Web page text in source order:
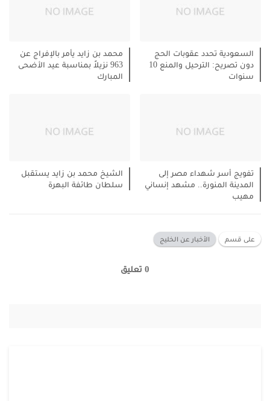
السعودية تحدد عقوبات الحج
دون تصريح: الترحيل والمنع 10
سنوات
محمد بن زايد يأمر بالإفراج عن
963 نزيلاً بمناسبة عيد الأضحى
المبارك
تفويج أسر شهداء مصر إلى
المدينة المنورة.. مشهد إنساني
مهيب
الشيخ محمد بن زايد يستقبل
سلطان طائفة البهرة
على قسم الأخبار عن الخليج
0 تعليق